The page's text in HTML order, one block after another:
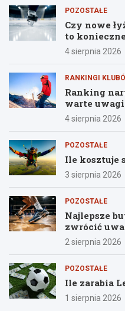
POZOSTAŁE
Czy nowe
to
4 sierpnia 2026
RANKINGI
Ranking
warte uwagi
4 sierpnia 2026
POZOSTAŁE
Ile kosztuje
3 sierpnia 2026
POZOSTAŁE
Najlepsze
zwrócić
2 sierpnia 2026
POZOSTAŁE
Ile zarabia
1 sierpnia 2026